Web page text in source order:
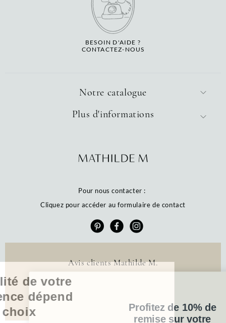
La qualité de votre
expérience dépend
de vos choix
BESOIN D'AIDE ?
CONTACTEZ-NOUS
Notre catalogue
Pour nous contacter :
Cliquez pour accéder au formulaire de contact
Plus d'informations
Avis clients Mathilde M.
Profitez de 10% de
remise sur votre